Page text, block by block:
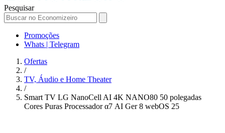
Pesquisar
Promoções
Whats | Telegram
Ofertas
/
TV, Áudio e Home Theater
/
Smart TV LG NanoCell AI 4K NANO80 50 polegadas
Cores Puras Processador α7 AI Ger 8 webOS 25